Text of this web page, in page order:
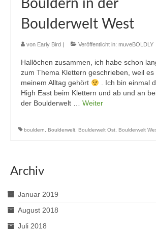
Bouldern in der
Boulderwelt West
von Early Bird Veröffentlicht in: muveBOLDLY
Hallöchen zusammen, ich habe schon
zum Thema Klettern geschrieben, weil es
meinem Alltag gehört
. Ich bin einmal
High East beim Klettern und ab und an
der Boulderwelt … Weiter
bouldern, Boulderwelt, Boulderwelt Ost, Boulderwelt
Archiv
Januar 2019
August 2018
Juli 2018